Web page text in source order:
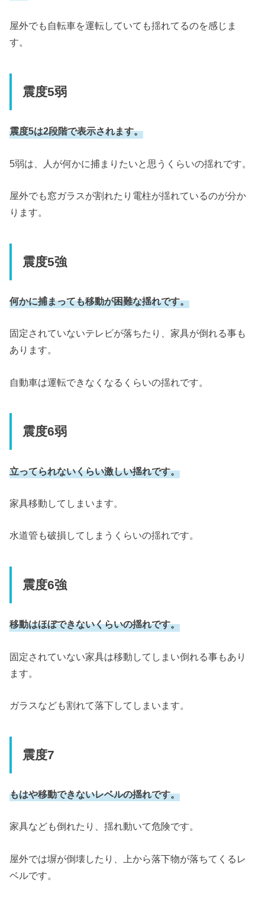
屋外でも自転車を運転していても揺れてるのを感じま
す。
震度5弱
震度5は2段階で表示されます。
5弱は、人が何かに捕まりたいと思うくらいの揺れです。
屋外でも窓ガラスが割れたり電柱が揺れているのが分か
ります。
震度5強
何かに捕まっても移動が困難な揺れです。
固定されていないテレビが落ちたり、家具が倒れる事も
あります。
自動車は運転できなくなるくらいの揺れです。
震度6弱
立ってられないくらい激しい揺れです。
家具移動してしまいます。
水道管も破損してしまうくらいの揺れです。
震度6強
移動はほぼできないくらいの揺れです。
固定されていない家具は移動してしまい倒れる事もあり
ます。
ガラスなども割れて落下してしまいます。
震度7
もはや移動できないレベルの揺れです。
家具なども倒れたり、揺れ動いて危険です。
屋外では塀が倒壊したり、上から落下物が落ちてくるレ
ベルです。